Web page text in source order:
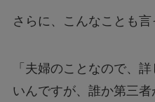
さらに、こんなことも言
「夫婦のことなので、
いんですが、誰か第三